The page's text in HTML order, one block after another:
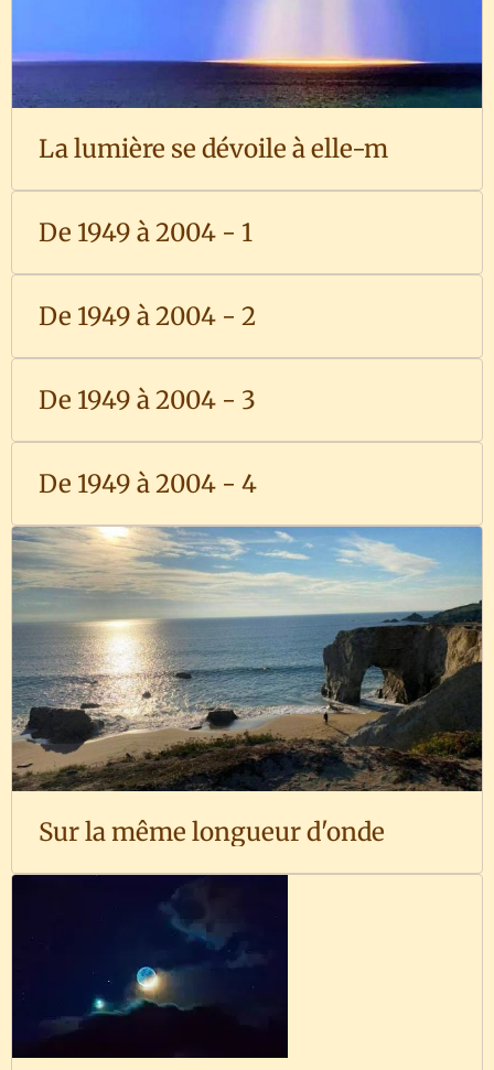
La lumière se dévoile à elle-m
De 1949 à 2004 - 1
De 1949 à 2004 - 2
De 1949 à 2004 - 3
De 1949 à 2004 - 4
Sur la même longueur d'onde